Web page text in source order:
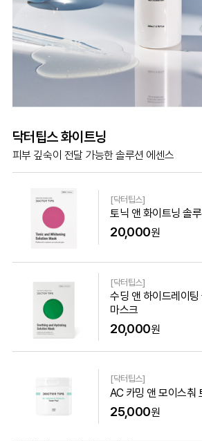
닥터팁스 화이트닝
피부 깊숙이 전달 가능한 솔루션 에센스
[닥터팁스]
토닉 앤 화이트닝 솔
20,000원
[닥터팁스]
수딩 앤 하이드레이팅
마스크
20,000원
[닥터팁스]
AC 카밍 앤 모이스춰
25,000원